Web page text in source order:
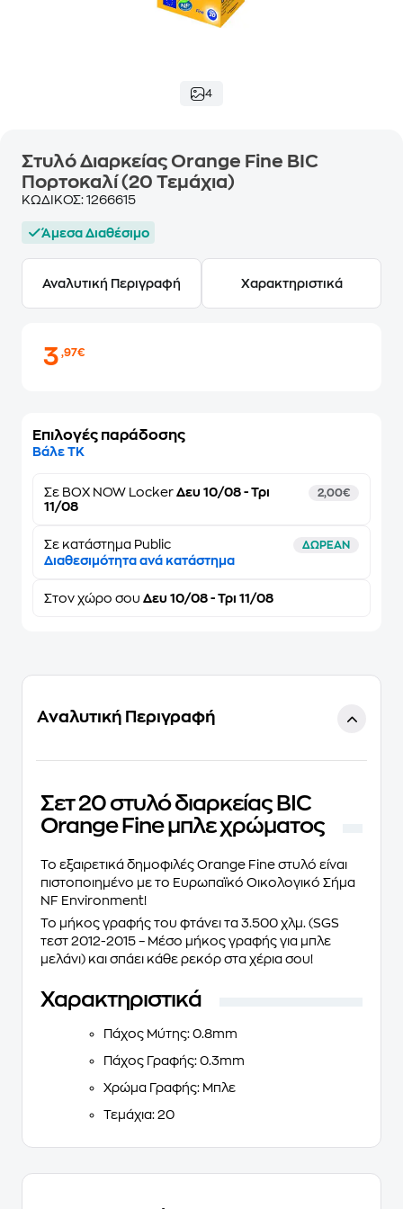
4
Στυλό Διαρκείας Orange Fine BIC
Πορτοκαλί (20 Τεμάχια)
ΚΩΔΙΚΟΣ: 1266615
Άμεσα Διαθέσιμο
Αναλυτική Περιγραφή Χαρακτηριστικά
3,97€
Επιλογές παράδοσης
Βάλε ΤΚ
Σε BOX NOW Locker Δευ 10/08 - Τρι
11/08
2,00€
Σε κατάστημα Public ΔΩΡΕΑΝ
Διαθεσιμότητα ανά κατάστημα
Στον χώρο σου Δευ 10/08 - Τρι 11/08
Αναλυτική Περιγραφή
Σετ 20 στυλό διαρκείας BIC
Orange Fine μπλε χρώματος
To εξαιρετικά δημοφιλές Orange Fine στυλό είναι
πιστοποιημένο με το Ευρωπαϊκό Οικολογικό Σήμα
NF Environment!
Το μήκος γραφής του φτάνει τα 3.500 χλμ. (SGS
τεστ 2012-2015 – Μέσο μήκος γραφής για μπλε
μελάνι) και σπάει κάθε ρεκόρ στα χέρια σου!
Χαρακτηριστικά
Πάχος Μύτης: 0.8mm
Πάχος Γραφής: 0.3mm
Χρώμα Γραφής: Μπλε
Τεμάχια: 20